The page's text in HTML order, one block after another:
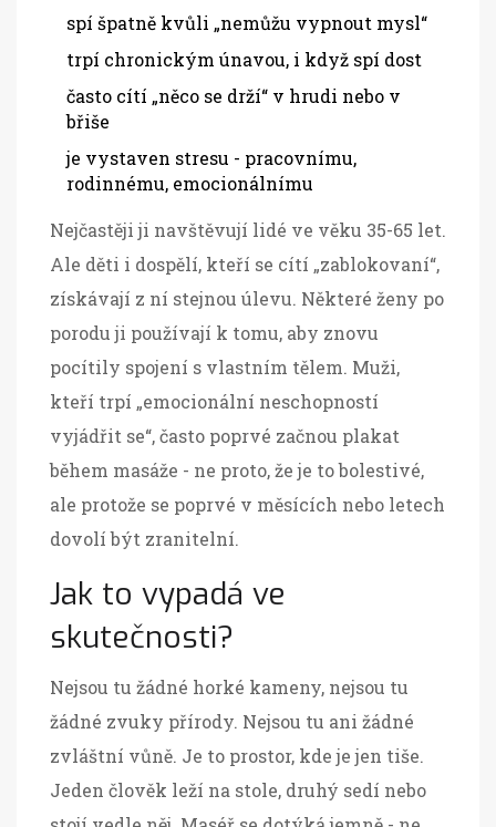
spí špatně kvůli „nemůžu vypnout mysl“
trpí chronickým únavou, i když spí dost
často cítí „něco se drží“ v hrudi nebo v
břiše
je vystaven stresu - pracovnímu,
rodinnému, emocionálnímu
Nejčastěji ji navštěvují lidé ve věku 35-65 let.
Ale děti i dospělí, kteří se cítí „zablokovaní“,
získávají z ní stejnou úlevu. Některé ženy po
porodu ji používají k tomu, aby znovu
pocítily spojení s vlastním tělem. Muži,
kteří trpí „emocionální neschopností
vyjádřit se“, často poprvé začnou plakat
během masáže - ne proto, že je to bolestivé,
ale protože se poprvé v měsících nebo letech
dovolí být zranitelní.
Jak to vypadá ve
skutečnosti?
Nejsou tu žádné horké kameny, nejsou tu
žádné zvuky přírody. Nejsou tu ani žádné
zvláštní vůně. Je to prostor, kde je jen tiše.
Jeden člověk leží na stole, druhý sedí nebo